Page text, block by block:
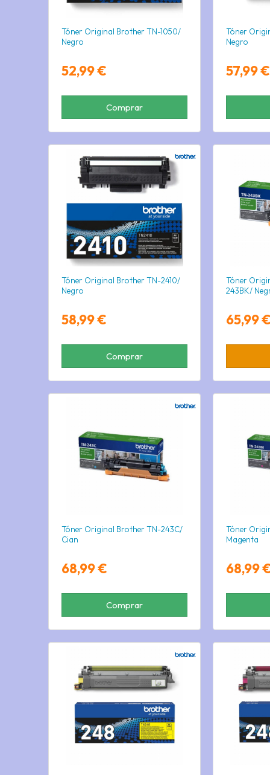
Tóner Original Brother TN-1050/
Negro
52,99 €
Comprar
Tóner
Negro
57,99 €
Tóner Original Brother TN-2410/
Negro
58,99 €
Comprar
Tóner
243BK/
65,99
Tóner Original Brother TN-243C/
Cian
68,99 €
Comprar
Tóner
Magenta
68,99